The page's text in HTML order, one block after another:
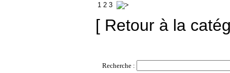
1 2 3
[ Retour à la
Recherche :